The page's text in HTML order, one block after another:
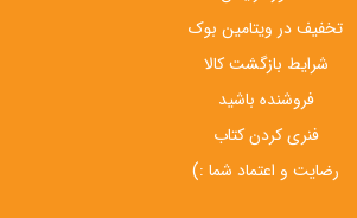
تخفیف در ویتامین بوک
شرایط بازگشت کالا
فروشنده باشید
فنری کردن کتاب
رضایت و اعتماد شما :)